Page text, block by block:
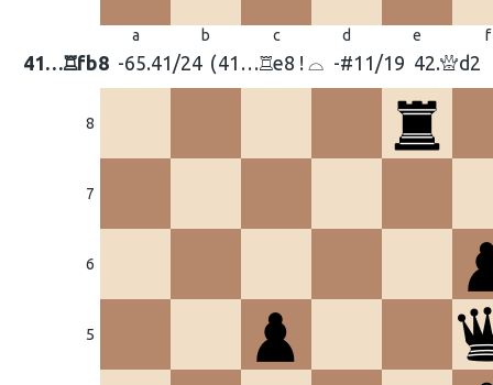
a b c d e f
41…Rfb8 -65.41/24 41…Re8 ! ⌓ -#11/19 42.Qd2
8
7
6
5